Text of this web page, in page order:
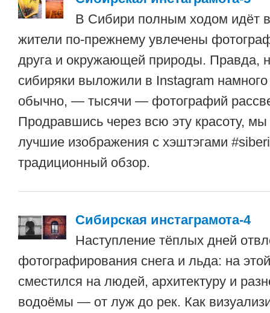
В Сибири полным ходом идёт
жители по-прежнему увлечены
друга и окружающей природы. Правда,
сибиряки выложили в Instagram
обычно, — тысячи — фотографий
Продравшись через всю эту красоту,
лучшие изображения с хэштэгами
традиционный обзор.
Сибирская инстаграмота-4
Наступление тёплых дней
фотографирования снега и льда: на
сместился на людей, архитектуру и
водоёмы — от луж до рек. Как